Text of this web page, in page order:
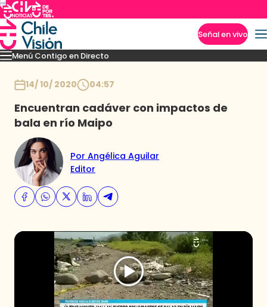
Señal en vivo
Menú Contigo en Directo
Momentos Novedades
14/ 10/ 2020 04:57
Encuentran cadáver con impactos de
bala en río Maipo
Por Angélica Aguilar
Editor
Imperdibles
Programas
Club De La Comedia